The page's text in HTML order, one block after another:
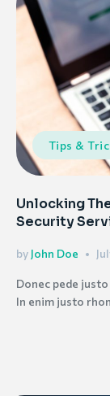
Tips &
Unlocking
Security
by John Doe
Donec pede
In enim justo